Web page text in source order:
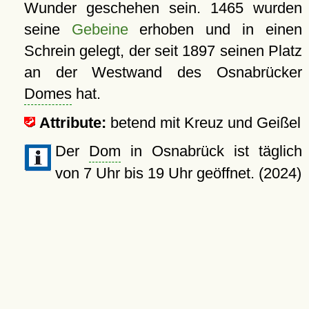
Wunder geschehen sein. 1465 wurden
seine Gebeineerhoben und in einen
Schrein gelegt, der seit 1897 seinen Platz
an der Westwand des Osnabrücker
Domeshat.
Attribute: betend mit Kreuz und Geißel
Der Dom in Osnabrück ist täglich
von 7 Uhr bis 19 Uhr geöffnet. (2024)